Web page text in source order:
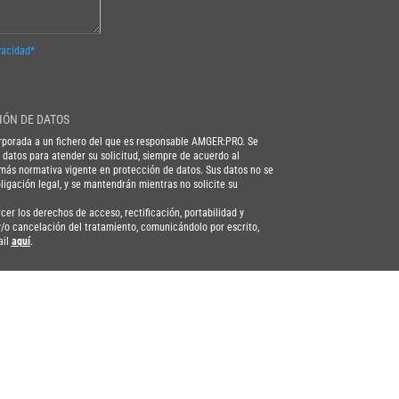
DE DATOS
a un fichero del que es responsable AMGER:PRO. Se
para atender su solicitud, siempre de acuerdo al
normativa vigente en protección de datos. Sus datos no se
legal, y se mantendrán mientras no solicite su
los derechos de acceso, rectificación, portabilidad y
cancelación del tratamiento, comunicándolo por escrito,
aquí.